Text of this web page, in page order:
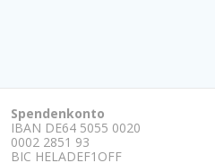
Spendenkonto
IBAN DE64 5055 0020
0002 2851 93
BIC HELADEF1OFF